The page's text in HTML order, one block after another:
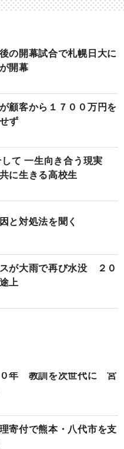
の開幕試合で札幌日大に
開幕
顧客から１７００万円を
ず
して 一生向き合う現実
に生きる高校生
と対処法を聞く
が大雨で再び水没 ２０
上
０年 教訓を次世代に 宮
寄付で熊本・八代市を支